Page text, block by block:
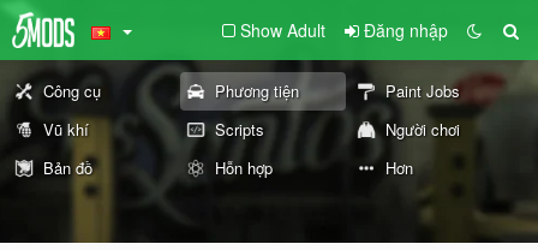
Show Adult Đăng nhập
Công cụ Phương tiện
Paint Jobs
Vũ khí
Scripts
Người chơi
Bản đồ
Hỗn hợp Hơn